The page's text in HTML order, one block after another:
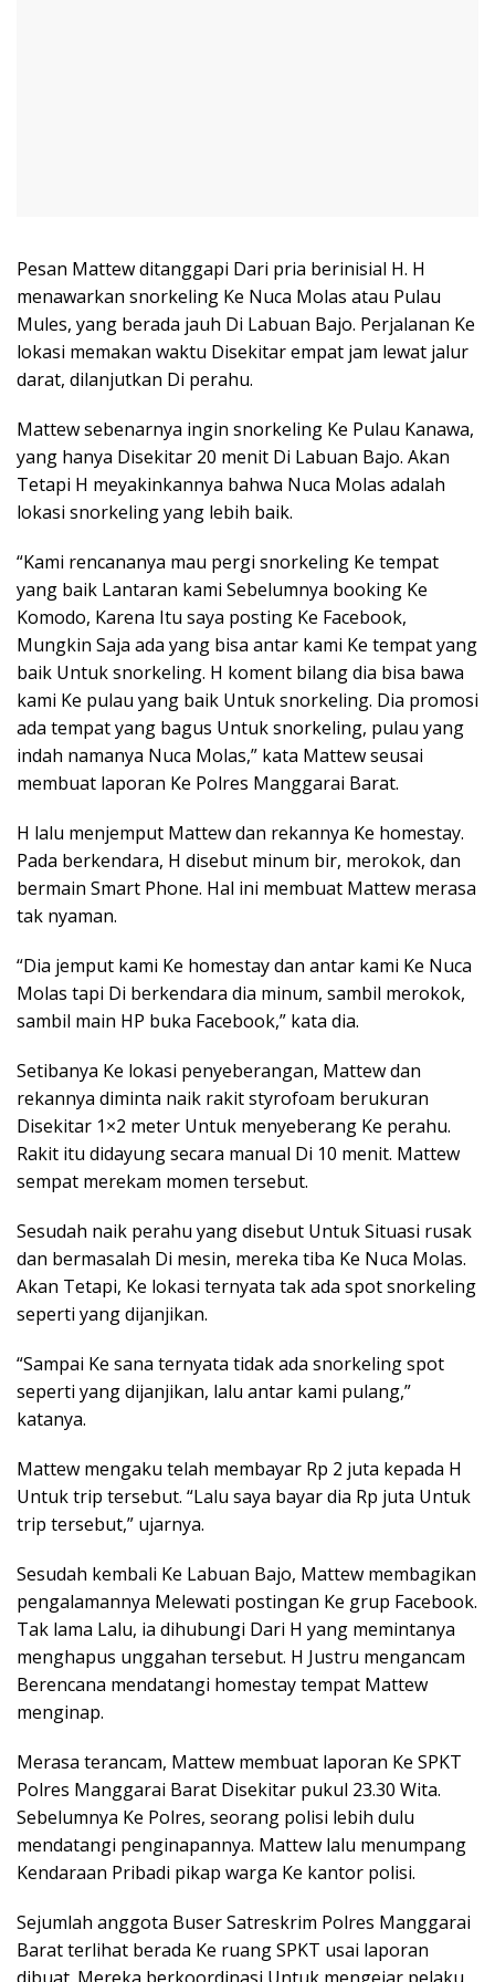
Pesan Mattew ditanggapi Dari pria berinisial H. H
menawarkan snorkeling Ke Nuca Molas atau Pulau
Mules, yang berada jauh Di Labuan Bajo. Perjalanan Ke
lokasi memakan waktu Disekitar empat jam lewat jalur
darat, dilanjutkan Di perahu.
Mattew sebenarnya ingin snorkeling Ke Pulau Kanawa,
yang hanya Disekitar 20 menit Di Labuan Bajo. Akan
Tetapi H meyakinkannya bahwa Nuca Molas adalah
lokasi snorkeling yang lebih baik.
“Kami rencananya mau pergi snorkeling Ke tempat
yang baik Lantaran kami Sebelumnya booking Ke
Komodo, Karena Itu saya posting Ke Facebook,
Mungkin Saja ada yang bisa antar kami Ke tempat yang
baik Untuk snorkeling. H koment bilang dia bisa bawa
kami Ke pulau yang baik Untuk snorkeling. Dia promosi
ada tempat yang bagus Untuk snorkeling, pulau yang
indah namanya Nuca Molas,” kata Mattew seusai
membuat laporan Ke Polres Manggarai Barat.
H lalu menjemput Mattew dan rekannya Ke homestay.
Pada berkendara, H disebut minum bir, merokok, dan
bermain Smart Phone. Hal ini membuat Mattew merasa
tak nyaman.
“Dia jemput kami Ke homestay dan antar kami Ke Nuca
Molas tapi Di berkendara dia minum, sambil merokok,
sambil main HP buka Facebook,” kata dia.
Setibanya Ke lokasi penyeberangan, Mattew dan
rekannya diminta naik rakit styrofoam berukuran
Disekitar 1×2 meter Untuk menyeberang Ke perahu.
Rakit itu didayung secara manual Di 10 menit. Mattew
sempat merekam momen tersebut.
Sesudah naik perahu yang disebut Untuk Situasi rusak
dan bermasalah Di mesin, mereka tiba Ke Nuca Molas.
Akan Tetapi, Ke lokasi ternyata tak ada spot snorkeling
seperti yang dijanjikan.
“Sampai Ke sana ternyata tidak ada snorkeling spot
seperti yang dijanjikan, lalu antar kami pulang,”
katanya.
Mattew mengaku telah membayar Rp 2 juta kepada H
Untuk trip tersebut. “Lalu saya bayar dia Rp juta Untuk
trip tersebut,” ujarnya.
Sesudah kembali Ke Labuan Bajo, Mattew membagikan
pengalamannya Melewati postingan Ke grup Facebook.
Tak lama Lalu, ia dihubungi Dari H yang memintanya
menghapus unggahan tersebut. H Justru mengancam
Berencana mendatangi homestay tempat Mattew
menginap.
Merasa terancam, Mattew membuat laporan Ke SPKT
Polres Manggarai Barat Disekitar pukul 23.30 Wita.
Sebelumnya Ke Polres, seorang polisi lebih dulu
mendatangi penginapannya. Mattew lalu menumpang
Kendaraan Pribadi pikap warga Ke kantor polisi.
Sejumlah anggota Buser Satreskrim Polres Manggarai
Barat terlihat berada Ke ruang SPKT usai laporan